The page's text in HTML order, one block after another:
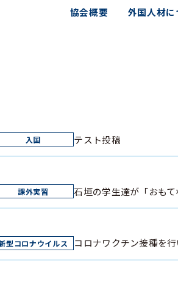
協会概要 外国人材に
テスト投稿
石垣の学生達が「おも
コロナワクチン接種を